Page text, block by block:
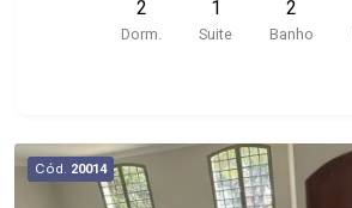
Thikô Sushi, Academia Triatlon
2
Dorm.
1
Suite
2
Banho
Cód. 20014